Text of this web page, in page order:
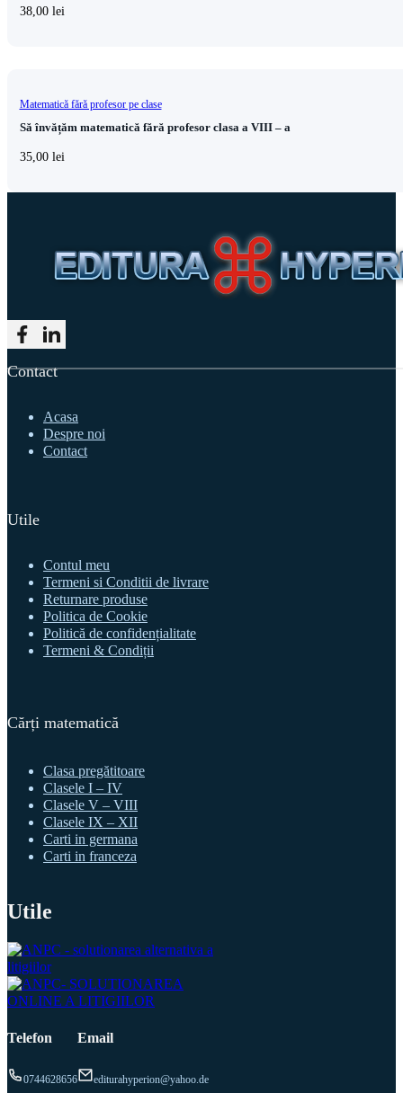
38,00 lei
Matematică fără profesor pe clase
Să învățăm matematică fără profesor clasa a VIII – a
35,00 lei
Follow me on Facebook
Follow me on LinkedIn
Contact
Acasa
Despre noi
Contact
Utile
Contul meu
Termeni si Conditii de livrare
Returnare produse
Politica de Cookie
Politică de confidențialitate
Termeni & Condiții
Cărți matematică
Clasa pregătitoare
Clasele I – IV
Clasele V – VIII
Clasele IX – XII
Carti in germana
Carti in franceza
Utile
Telefon
0744628656
Email
editurahyperion@yahoo.de